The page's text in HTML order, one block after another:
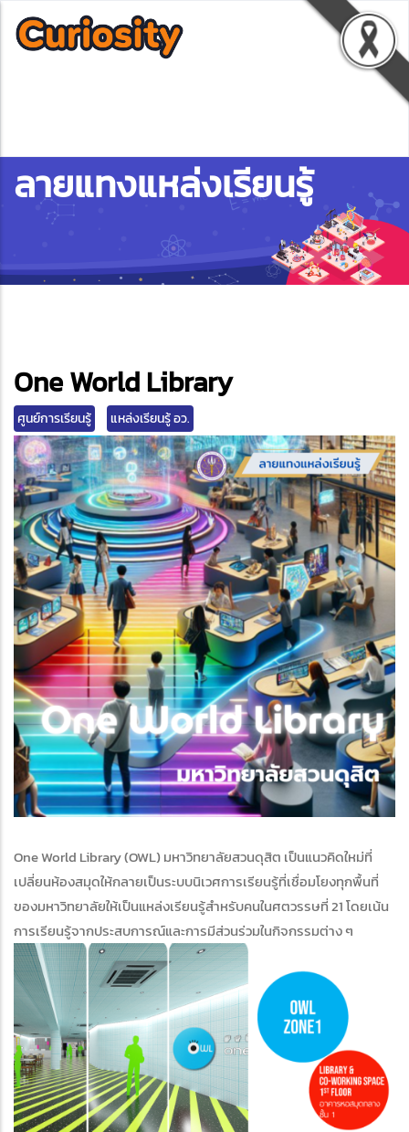
ลายแทงแหล่งเรียนรู้
One World Library
ศูนย์การเรียนรู้ แหล่งเรียนรู้ อว.
One World Library (OWL) มหาวิทยาลัยสวนดุสิต เป็นแนวคิดใหม่ที่
เปลี่ยนห้องสมุดให้กลายเป็นระบบนิเวศการเรียนรู้ที่เชื่อมโยงทุกพื้นที่
ของมหาวิทยาลัยให้เป็นแหล่งเรียนรู้สำหรับคนในศตวรรษที่ 21 โดยเน้น
การเรียนรู้จากประสบการณ์และการมีส่วนร่วมในกิจกรรมต่าง ๆ